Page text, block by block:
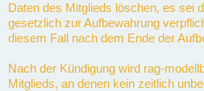
Daten des Mitglieds löschen, es sei
gesetzlich zur Aufbewahrung
diesem Fall nach dem Ende der
Nach der Kündigung wird rag-
Mitglieds, an denen kein zeitlich